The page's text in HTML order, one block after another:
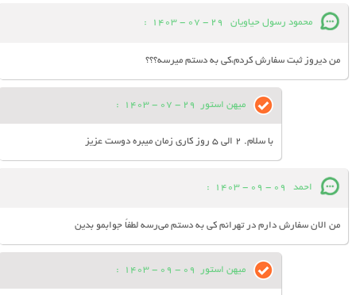
محمود رسول حیاویان 29 - 07 - 1403
:
من دیروز ثبت سفارش کردم،کی به دستم میرسه؟؟؟
میهن استور 29 - 07 - 1403
:
با سلام. 2 الی 5 روز کاری زمان میبره دوست عزیز
احمد 09 - 09 - 1403
:
من الان سفارش دارم در تهرانم کی به دستم می‌رسه لطفاً جوابمو بدین
میهن استور 09 - 09 - 1403
: